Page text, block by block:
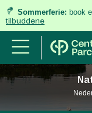
Sommerferie: book
tilbuddene